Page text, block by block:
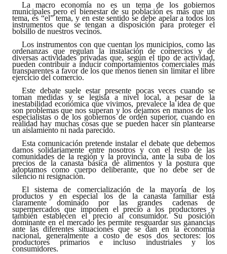
Declaraciones
Resoluciones
Resoluciones de Presidencia
INSTITUCIONAL
Antiguos Pobladores
Noticias Destacadas
Registros y Distinciones
Datos Históricos
Premio al Mérito - Registro
Audiencias Públicas - Registro
Mujeres que Dejaron Huellas - Registro
Periodistas Decanos - Registro
La macro economía no es un tema de los gobiernos
municipales pero el bienestar de su población es más que un
tema, es “el” tema, y en este sentido se debe apelar a todos los
instrumentos que se tengan a disposición para proteger el
bolsillo de nuestros vecinos.
Los instrumentos con que cuentan los municipios, como las
ordenanzas que regulan la instalación de comercios y de
diversas actividades privadas que, según el tipo de actividad,
pueden contribuir a inducir comportamientos comerciales más
transparentes a favor de los que menos tienen sin limitar el libre
ejercicio del comercio.
Este debate suele estar presente pocas veces cuando se
toman medidas y se legisla a nivel local, a pesar de la
inestabilidad económica que vivimos, prevalece la idea de que
son problemas que nos superan y los dejamos en manos de los
especialistas o de los gobiernos de orden superior, cuando en
realidad hay muchas cosas que se pueden hacer sin plantearse
un aislamiento ni nada parecido.
Esta comunicación pretende instalar el debate que debemos
darnos solidariamente entre nosotros y con el resto de las
comunidades de la región y la provincia, ante la suba de los
precios de la canasta básica de alimentos y la postura que
adoptamos como cuerpo deliberante, que no debe ser de
silencio ni resignación.
El sistema de comercialización de la mayoría de los
productos y en especial los de la canasta familiar está
claramente dominado por las grandes cadenas de
supermercados que imponen el precio a los productores y
también establecen el precio al consumidor. Su posición
dominante en el mercado les permite resguardar sus ganancias
ante las diferentes situaciones que se dan en la economía
nacional, generalmente a costo de esos dos sectores: los
productores primarios e incluso industriales y los
consumidores.